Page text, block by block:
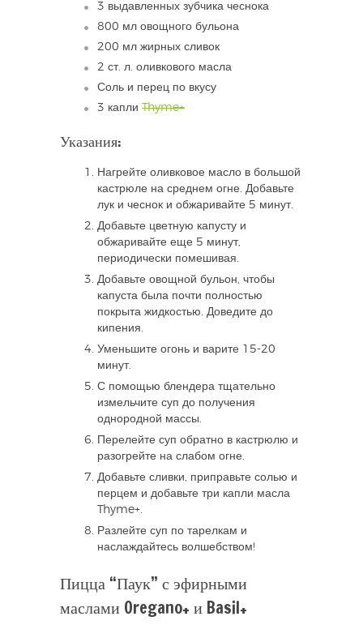
3 выдавленных зубчика чеснока
800 мл овощного бульона
200 мл жирных сливок
2 ст. л. оливкового масла
Соль и перец по вкусу
3 капли Thyme+
Указания:
Нагрейте оливковое масло в большой
кастрюле на среднем огне. Добавьте
лук и чеснок и обжаривайте 5 минут.
Добавьте цветную капусту и
обжаривайте еще 5 минут,
периодически помешивая.
Добавьте овощной бульон, чтобы
капуста была почти полностью
покрыта жидкостью. Доведите до
кипения.
Уменьшите огонь и варите 15-20
минут.
С помощью блендера тщательно
измельчите суп до получения
однородной массы.
Перелейте суп обратно в кастрюлю и
разогрейте на слабом огне.
Добавьте сливки, приправьте солью и
перцем и добавьте три капли масла
Thyme+.
Разлейте суп по тарелкам и
наслаждайтесь волшебством!
Пицца “Паук” с эфирными
маслами Oregano+ и Basil+